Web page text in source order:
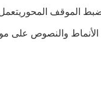
ضبط الموقف
والنصوص على